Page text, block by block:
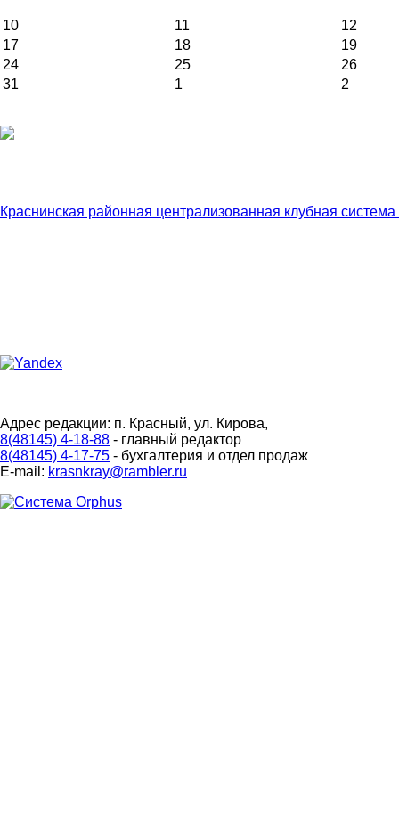
10 11
12
17
18
19
24
25
26
31
1 2
Краснинская районная централизованная клубная
Адрес редакции: п. Красный, ул. Кирова,
8(48145) 4-18-88 - главный редактор
8(48145) 4-17-75 - бухгалтерия и отдел продаж
E-mail: krasnkray@rambler.ru